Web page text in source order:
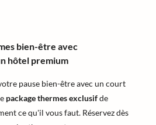
bien-être avec
hôtel premium
pause bien-être avec un court
package thermes exclusifde
ce qu'il vous faut. Réservez dès